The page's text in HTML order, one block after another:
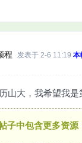
程 发表于 2-6 11:19
山大，我希望我是
子中包含更多资源